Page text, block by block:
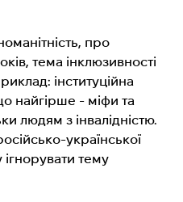
про
тема інклюзивності
інституційна
найгірше - міфи та
людям з інвалідністю.
української
ігнорувати тему